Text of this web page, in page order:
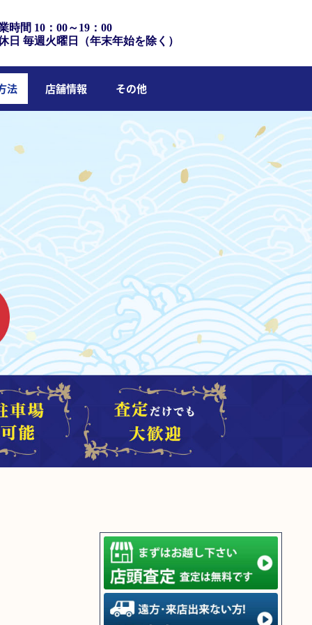
時間 10：00～19：00
日 毎週火曜日（年末年始を除く）
法 店舗情報 その他